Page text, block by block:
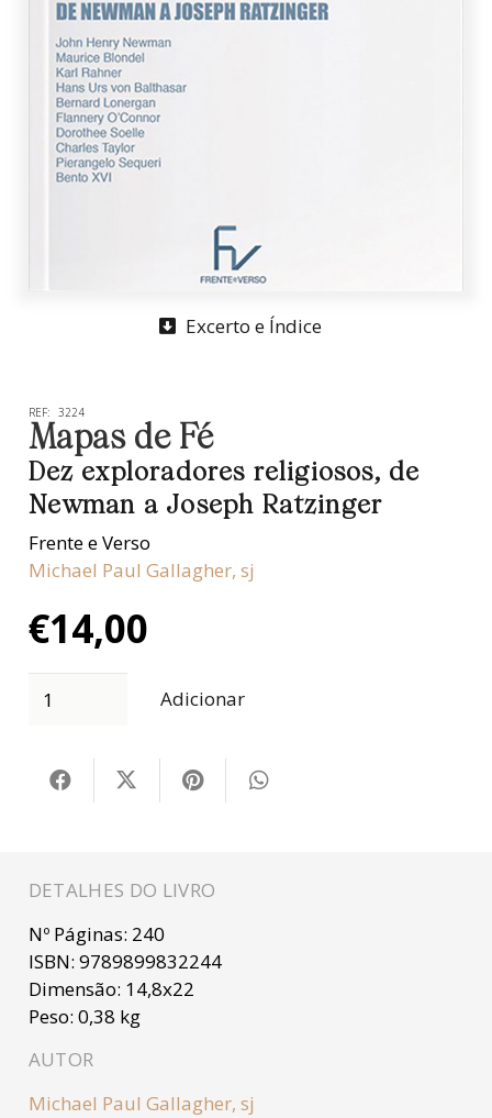
Excerto e Índice
REF: 3224
Mapas de Fé
Dez exploradores religiosos, de
Newman a Joseph Ratzinger
Frente e Verso
Michael Paul Gallagher, sj
€14,00
Adicionar
DETALHES DO LIVRO
Nº Páginas: 240
ISBN: 9789899832244
Dimensão: 14,8x22
Peso: 0,38 kg
AUTOR
Michael Paul Gallagher, sj